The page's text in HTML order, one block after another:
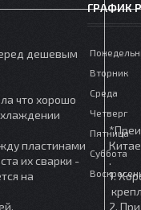
дешевым
что хорошо
пластинами
их сварки -
на
.
1.
2.
ГРАФИК
Вторник
Среда
Четверг
Пятница
Суббота